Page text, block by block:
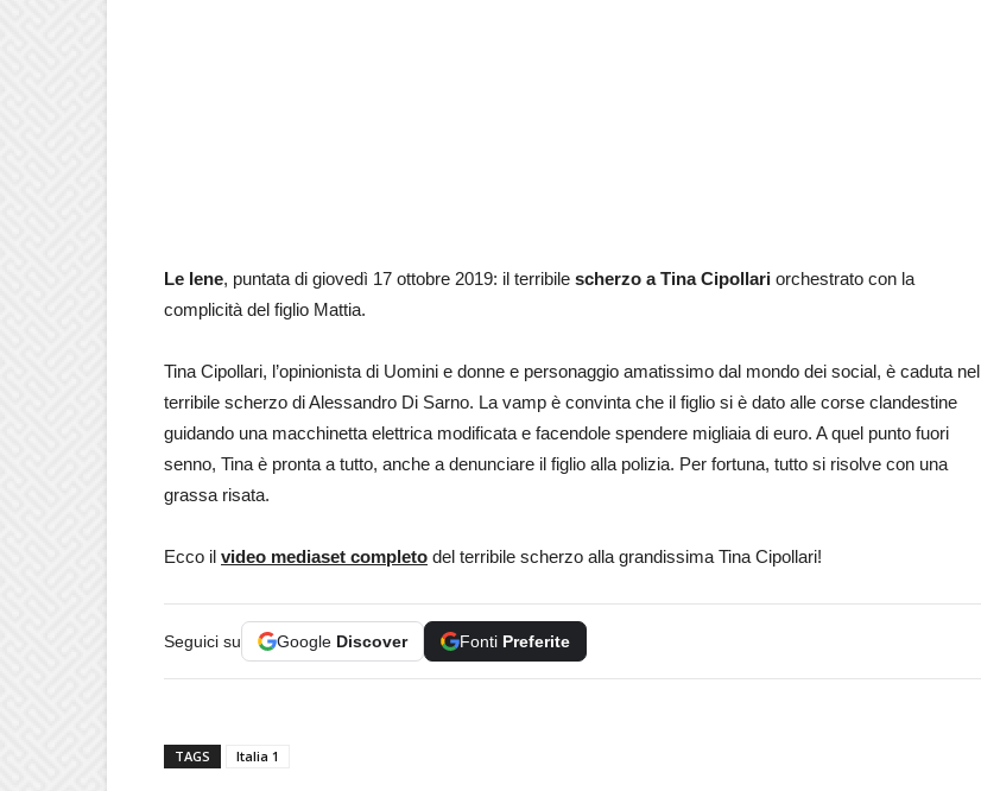
Le Iene, puntata di giovedì 17 ottobre 2019: il terribile scherzo a Tina Cipollari orchestrato con la
complicità del figlio Mattia.
Tina Cipollari, l’opinionista di Uomini e donne e personaggio amatissimo dal mondo dei social, è caduta nel
terribile scherzo di Alessandro Di Sarno. La vamp è convinta che il figlio si è dato alle corse clandestine
guidando una macchinetta elettrica modificata e facendole spendere migliaia di euro. A quel punto fuori
senno, Tina è pronta a tutto, anche a denunciare il figlio alla polizia. Per fortuna, tutto si risolve con una
grassa risata.
Ecco il video mediaset completo del terribile scherzo alla grandissima Tina Cipollari!
Seguici su Google Discover Fonti Preferite
TAGS Italia 1